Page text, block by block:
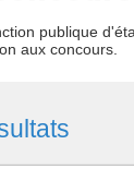
publique
aux concours.